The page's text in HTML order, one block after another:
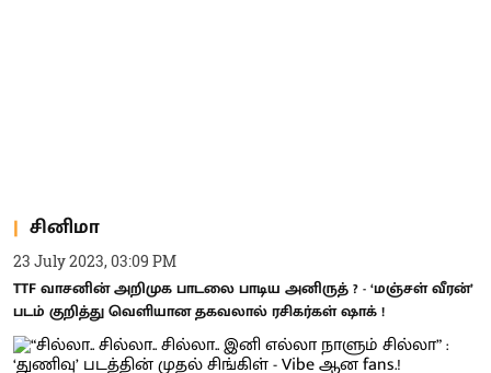
சினிமா
23 July 2023, 03:09 PM
TTF வாசனின் அறிமுக பாடலை பாடிய அனிருத் ? - ‘மஞ்சள் வீரன்’
படம் குறித்து வெளியான தகவலால் ரசிகர்கள் ஷாக் !